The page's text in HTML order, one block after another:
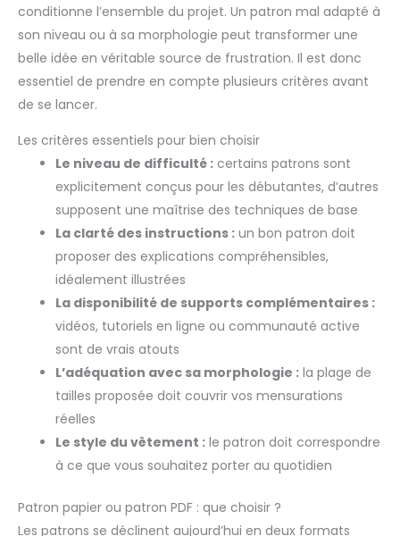
conditionne l’ensemble du projet. Un patron mal adapté à
son niveau ou à sa morphologie peut transformer une
belle idée en véritable source de frustration. Il est donc
essentiel de prendre en compte plusieurs critères avant
de se lancer.
Les critères essentiels pour bien choisir
Le niveau de difficulté : certains patrons sont
explicitement conçus pour les débutantes, d’autres
supposent une maîtrise des techniques de base
La clarté des instructions : un bon patron doit
proposer des explications compréhensibles,
idéalement illustrées
La disponibilité de supports complémentaires :
vidéos, tutoriels en ligne ou communauté active
sont de vrais atouts
L’adéquation avec sa morphologie : la plage de
tailles proposée doit couvrir vos mensurations
réelles
Le style du vêtement : le patron doit correspondre
à ce que vous souhaitez porter au quotidien
Patron papier ou patron PDF : que choisir ?
Les patrons se déclinent aujourd’hui en deux formats